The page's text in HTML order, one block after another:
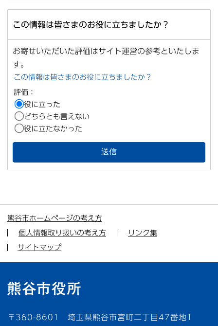
この情報は皆さまのお役に立ちましたか？
お寄せいただいた評価はサイト運営の参考といたしま
す。
この情報は皆さまのお役に立ちましたか？
評価：
役に立った
どちらとも言えない
役に立たなかった
熊谷市ホームページの考え方
個人情報取り扱いの考え方
リンク集
サイトマップ
〒360-8601 埼玉県熊谷市宮町二丁目47番地1